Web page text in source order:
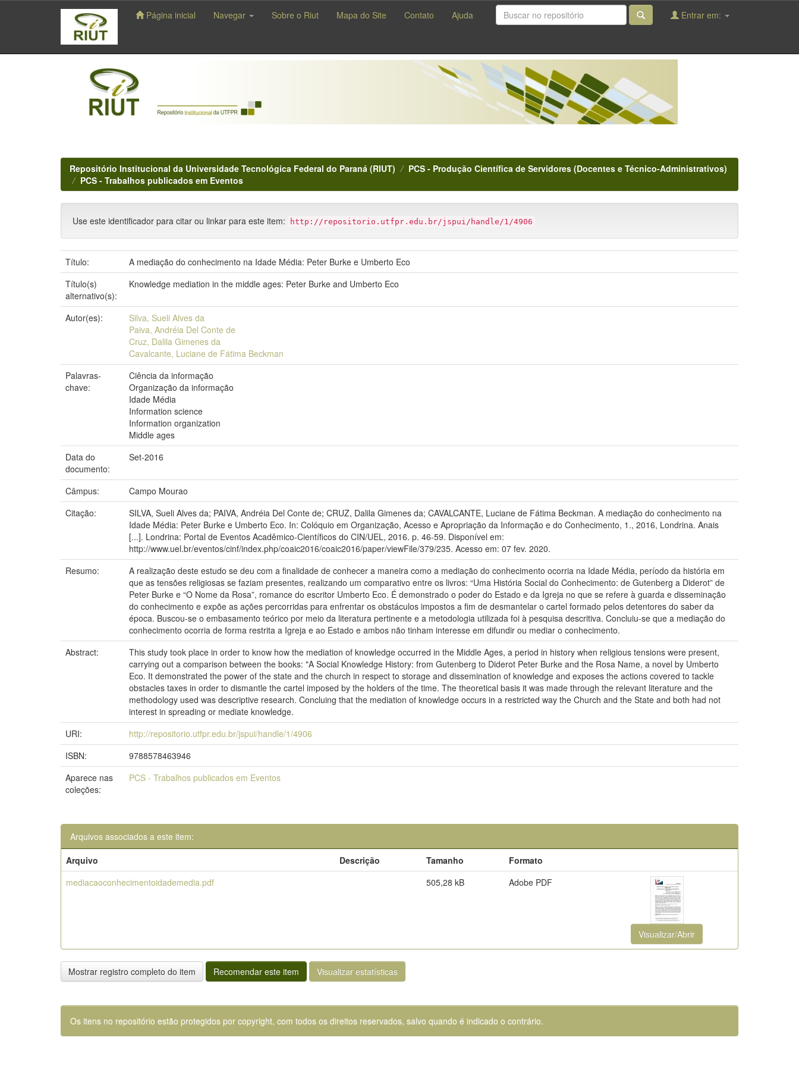
navigation
Página inicial Navegar Sobre o Riut Mapa do Site Contato Ajuda Entrar em:
Repositório Institucional da Universidade Tecnológica Federal do Paraná (RIUT)
PCS - Produção Científica de Servidores (Docentes e Técnico-Administrativos)
PCS - Trabalhos publicados em Eventos
Use este identificador para citar ou linkar para este item: http://repositorio.utfpr.edu.br/jspui/handle/1/4906
Título:
A mediação do conhecimento na Idade Média: Peter Burke e Umberto Eco
Título(s)
alternativo(s):
Knowledge mediation in the middle ages: Peter Burke and Umberto Eco
Autor(es):
Silva, Sueli Alves da
Paiva, Andréia Del Conte de
Cruz, Dalila Gimenes da
Cavalcante, Luciane de Fátima Beckman
Palavras-
chave:
Ciência da informação
Organização da informação
Idade Média
Information science
Information organization
Middle ages
Data do
documento:
Set-2016
Câmpus:
Campo Mourao
Citação:
SILVA, Sueli Alves da; PAIVA, Andréia Del Conte de; CRUZ, Dalila Gimenes da; CAVALCANTE, Luciane de Fátima Beckman. A mediação do conhecimento na
Idade Média: Peter Burke e Umberto Eco. In: Colóquio em Organização, Acesso e Apropriação da Informação e do Conhecimento, 1., 2016, Londrina. Anais
[...]. Londrina: Portal de Eventos Acadêmico-Científicos do CIN/UEL, 2016. p. 46-59. Disponível em:
http://www.uel.br/eventos/cinf/index.php/coaic2016/coaic2016/paper/viewFile/379/235. Acesso em: 07 fev. 2020.
Resumo:
A realização deste estudo se deu com a finalidade de conhecer a maneira como a mediação do conhecimento ocorria na Idade Média, período da história em
que as tensões religiosas se faziam presentes, realizando um comparativo entre os livros: “Uma História Social do Conhecimento: de Gutenberg a Diderot” de
Peter Burke e “O Nome da Rosa”, romance do escritor Umberto Eco. É demonstrado o poder do Estado e da Igreja no que se refere à guarda e disseminação
do conhecimento e expõe as ações percorridas para enfrentar os obstáculos impostos a fim de desmantelar o cartel formado pelos detentores do saber da
época. Buscou-se o embasamento teórico por meio da literatura pertinente e a metodologia utilizada foi à pesquisa descritiva. Concluiu-se que a mediação do
conhecimento ocorria de forma restrita a Igreja e ao Estado e ambos não tinham interesse em difundir ou mediar o conhecimento.
Abstract:
This study took place in order to know how the mediation of knowledge occurred in the Middle Ages, a period in history when religious tensions were present,
carrying out a comparison between the books: "A Social Knowledge History: from Gutenberg to Diderot Peter Burke and the Rosa Name, a novel by Umberto
Eco. It demonstrated the power of the state and the church in respect to storage and dissemination of knowledge and exposes the actions covered to tackle
obstacles taxes in order to dismantle the cartel imposed by the holders of the time. The theoretical basis it was made through the relevant literature and the
methodology used was descriptive research. Concluing that the mediation of knowledge occurs in a restricted way the Church and the State and both had not
interest in spreading or mediate knowledge.
URI:
http://repositorio.utfpr.edu.br/jspui/handle/1/4906
ISBN:
9788578463946
Aparece nas
coleções:
PCS - Trabalhos publicados em Eventos
Arquivos associados a este item:
Arquivo
Descrição Tamanho
Formato
mediacaoconhecimentoidademedia.pdf
505,28 kB Adobe PDF
Visualizar/Abrir
Mostrar registro completo do item Recomendar este item Visualizar estatísticas
Os itens no repositório estão protegidos por copyright, com todos os direitos reservados, salvo quando é indicado o contrário.